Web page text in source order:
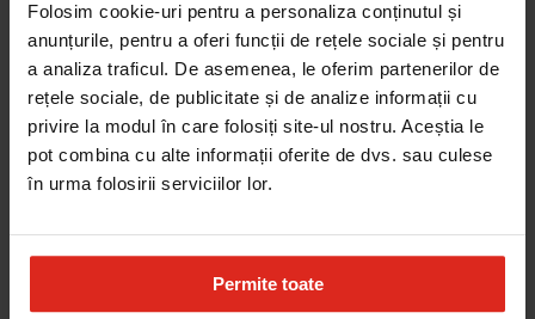
Folosim cookie-uri pentru a personaliza conținutul și
anunțurile, pentru a oferi funcții de rețele sociale și pentru
a analiza traficul. De asemenea, le oferim partenerilor de
rețele sociale, de publicitate și de analize informații cu
privire la modul în care folosiți site-ul nostru. Aceștia le
pot combina cu alte informații oferite de dvs. sau culese
în urma folosirii serviciilor lor.
Permite toate
-10%
Chiuveta Maris MRG 610-60
was 2.580,20 RON Pret special 2.322,18 RON
Adauga în cos